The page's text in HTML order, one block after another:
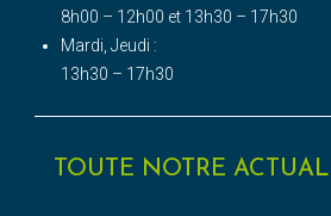
8h00 – 12h00 et 13h30 – 17h30
Mardi, Jeudi :
13h30 – 17h30
TOUTE NOTRE